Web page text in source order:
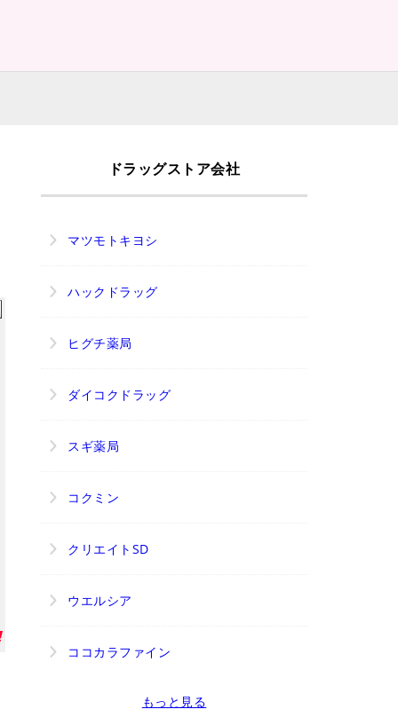
九条駅
ドラッグストア会社
マツモトキヨシ
ハックドラッグ
ヒグチ薬局
ダイコクドラッグ
スギ薬局
コクミン
クリエイトSD
ウエルシア
ココカラファイン
もっと見る